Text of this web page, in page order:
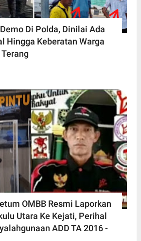
Di Polda, Dinilai Ada
Hingga Keberatan Warga
OMBB Resmi Laporkan
Utara Ke Kejati, Perihal
ADD TA 2016 -